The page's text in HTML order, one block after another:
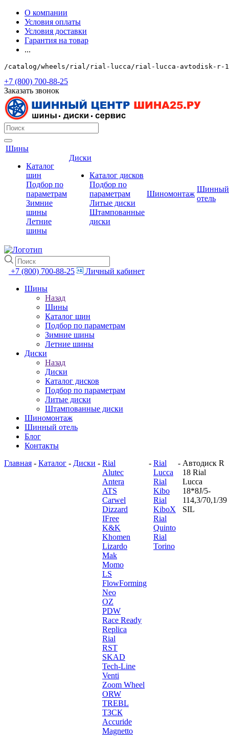
О компании
Условия оплаты
Условия доставки
Гарантия на товар
...
/catalog/wheels/rial/rial-lucca/rial-lucca-avtodisk-r-
+7 (800) 700-88-25
Заказать звонок
Шины
Каталог
шин
Подбор по
параметрам
Зимние
шины
Летние
шины
Диски
Каталог дисков
Подбор по
параметрам
Литые диски
Штампованные
диски
Шиномонтаж
Шинный
отель
+7 (800) 700-88-25
Личный кабинет
Шины
Назад
Шины
Каталог шин
Подбор по параметрам
Зимние шины
Летние шины
Диски
Назад
Диски
Каталог дисков
Подбор по параметрам
Литые диски
Штампованные диски
Шиномонтаж
Шинный отель
Блог
Контакты
Главная - Каталог - Диски - Rial
Alutec
Antera
ATS
Carwel
Dizzard
IFree
K&K
Khomen
Lizardo
Mak
Momo
LS
FlowForming
Neo
OZ
PDW
Race Ready
Replica
Rial
RST
SKAD
Tech-Line
Venti
Zoom Wheel
ORW
TREBL
ТЗСК
Accuride
Magnetto
- Rial
Lucca
Rial
Kibo
Rial
KiboX
Rial
Quinto
Rial
Torino
- Автодиск R
18 Rial
Lucca
18*8J/5-
114,3/70,1/39
SIL